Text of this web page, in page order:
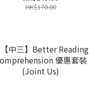
HK$170.00